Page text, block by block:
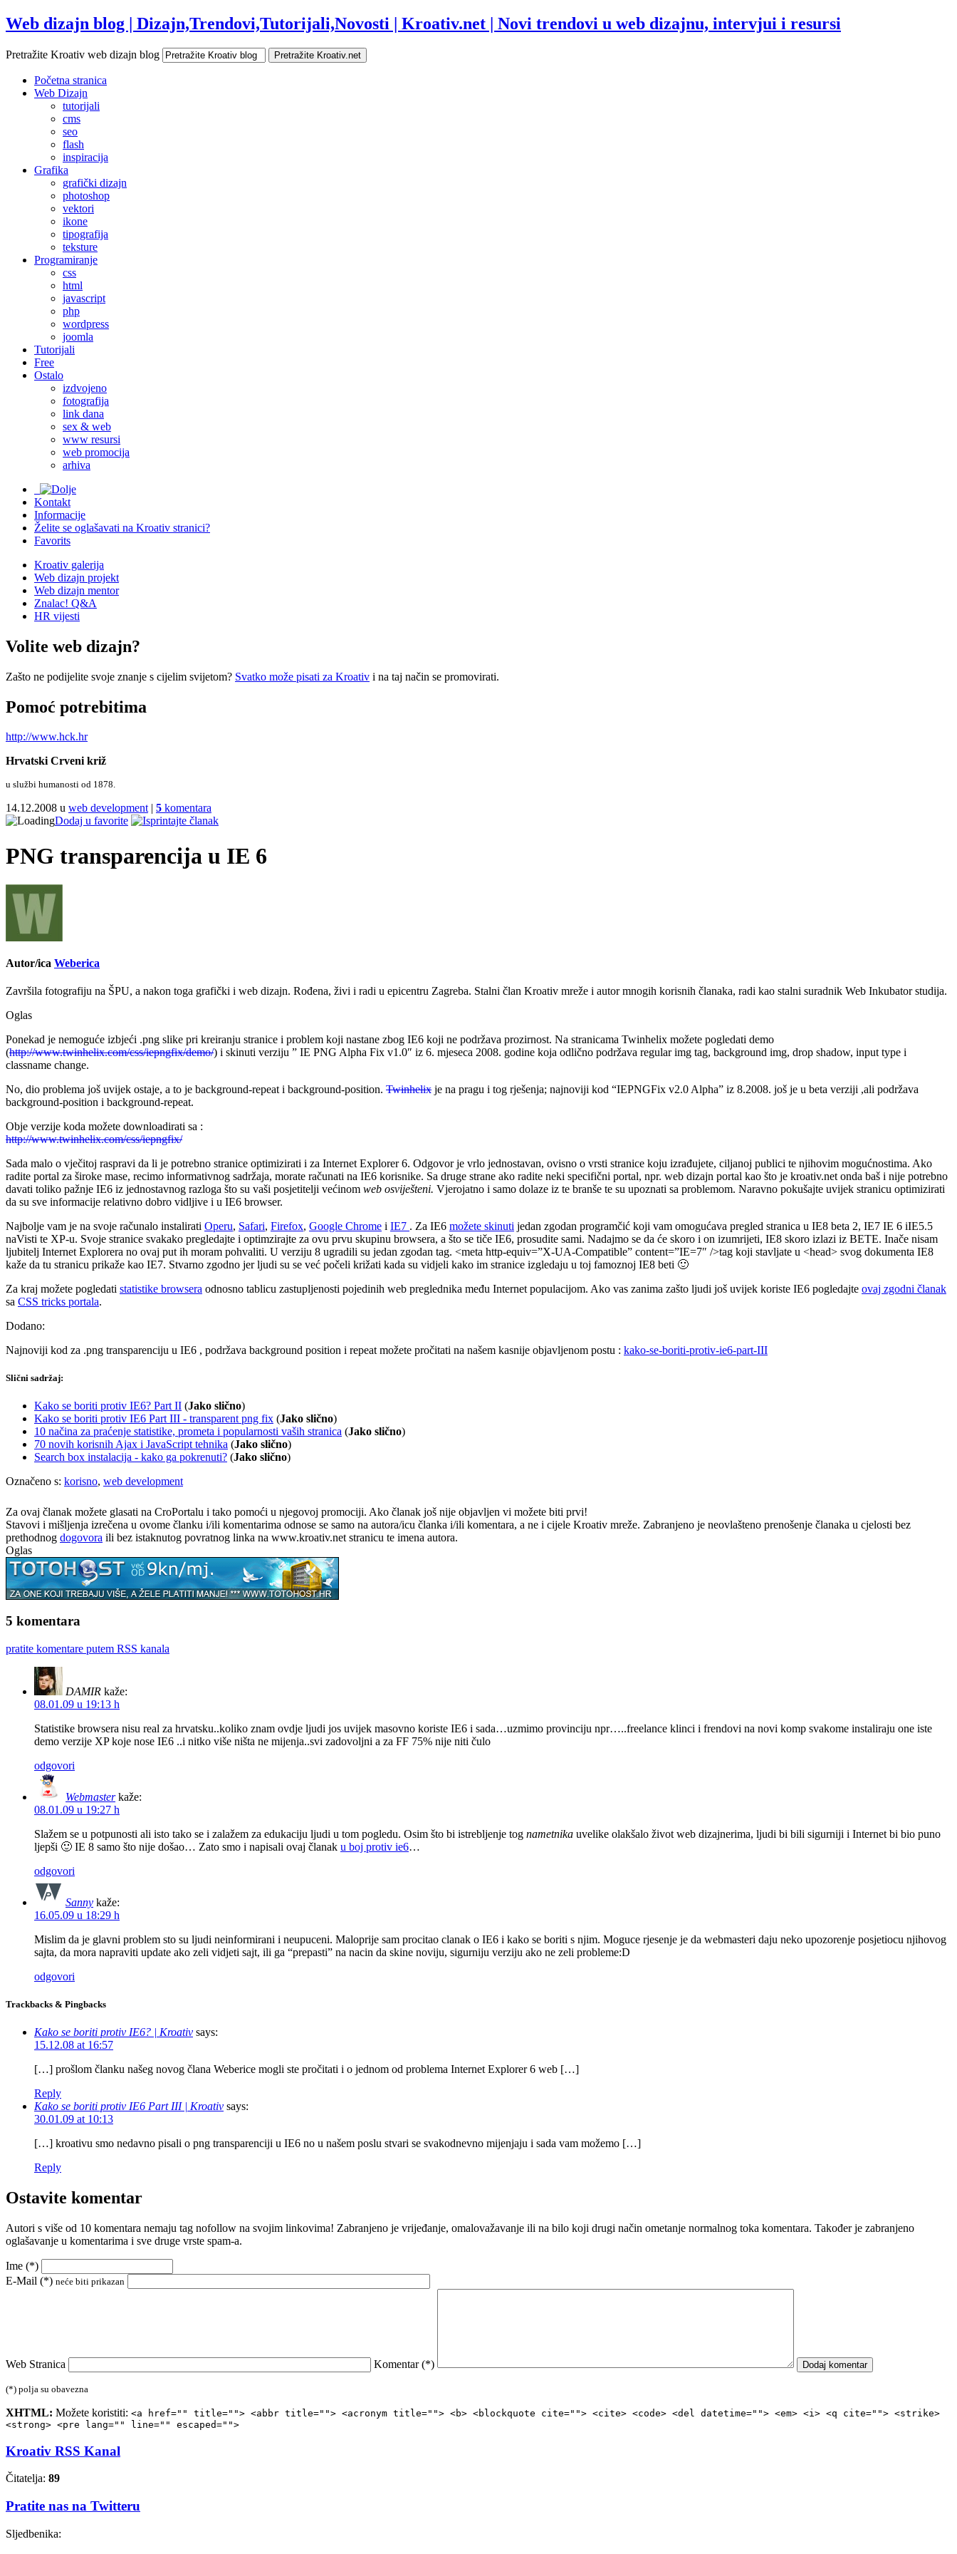
Web dizajn blog | Dizajn,Trendovi,Tutorijali,Novosti | Kroativ.net | Novi trendovi u web dizajnu, intervjui i resursi
Pretražite Kroativ web dizajn blog
Početna stranica
Web Dizajn
tutorijali
cms
seo
flash
inspiracija
Grafika
grafički dizajn
photoshop
vektori
ikone
tipografija
teksture
Programiranje
css
html
javascript
php
wordpress
joomla
Tutorijali
Free
Ostalo
izdvojeno
fotografija
link dana
sex & web
www resursi
web promocija
arhiva
Kontakt
Informacije
Želite se oglašavati na Kroativ stranici?
Favorits
Kroativ galerija
Web dizajn projekt
Web dizajn mentor
Znalac! Q&A
HR vijesti
Volite web dizajn?
Zašto ne podijelite svoje znanje s cijelim svijetom? Svatko može pisati za Kroativ i na taj način se promovirati.
Pomoć potrebitima
http://www.hck.hr
Hrvatski Crveni križ
u službi humanosti od 1878.
14.12.2008 u web development| 5 komentara
Dodaj u favorite
PNG transparencija u IE 6
Autor/ica Weberica
Završila fotografiju na ŠPU, a nakon toga grafički i web dizajn. Rođena, živi i radi u epicentru Zagreba. Stalni član Kroativ mreže i autor mnogih korisnih članaka, radi kao stalni suradnik Web Inkubator studija.
Oglas
Ponekad je nemoguće izbjeći .png slike pri kreiranju stranice i problem koji nastane zbog IE6 koji ne podržava prozirnost. Na stranicama Twinhelix možete pogledati demo
(http://www.twinhelix.com/css/iepngfix/demo/) i skinuti verziju ” IE PNG Alpha Fix v1.0″ iz 6. mjeseca 2008. godine koja odlično podržava regular img tag, background img, drop shadow, input type i
classname change.
No, dio problema još uvijek ostaje, a to je background-repeat i background-position. Twinhelix je na pragu i tog rješenja; najnoviji kod “IEPNGFix v2.0 Alpha” iz 8.2008. još je u beta verziji ,ali podržava
background-position i background-repeat.
Obje verzije koda možete downloadirati sa :
http://www.twinhelix.com/css/iepngfix/
Sada malo o vječitoj raspravi da li je potrebno stranice optimizirati i za Internet Explorer 6. Odgovor je vrlo jednostavan, ovisno o vrsti stranice koju izrađujete, ciljanoj publici te njihovim mogućnostima. Ako
radite portal za široke mase, recimo informativnog sadržaja, morate računati na IE6 korisnike. Sa druge strane ako radite neki specifični portal, npr. web dizajn portal kao što je kroativ.net onda baš i nije potrebno
davati toliko pažnje IE6 iz jednostavnog razloga što su vaši posjetitelji većinom web osviješteni. Vjerojatno i samo dolaze iz te branše te su upoznati sa problemom. Naravno pokušajte uvijek stranicu optimizirati
da su sve informacije relativno dobro vidljive i u IE6 browser.
Najbolje vam je na svoje računalo instalirati Operu, Safari, Firefox, Google Chrome i IE7 . Za IE6 možete skinuti jedan zgodan programčić koji vam omogućava pregled stranica u IE8 beta 2, IE7 IE 6 iIE5.5
naVisti te XP-u. Svoje stranice svakako pregledajte i optimzirajte za ovu prvu skupinu browsera, a što se tiče IE6, prosudite sami. Nadajmo se da će skoro i on izumrijeti, IE8 skoro izlazi iz BETE. Inače nisam
ljubitelj Internet Explorera no ovaj put ih moram pohvaliti. U verziju 8 ugradili su jedan zgodan tag. <meta http-equiv=”X-UA-Compatible” content=”IE=7″ />tag koji stavljate u <head> svog dokumenta IE8
kaže da tu stranicu prikaže kao IE7. Stvarno zgodno jer ljudi su se već počeli križati kada su vidjeli kako im stranice izgledaju u toj famoznoj IE8 beti 🙂
Za kraj možete pogledati statistike browsera odnosno tablicu zastupljenosti pojedinih web preglednika među Internet populacijom. Ako vas zanima zašto ljudi još uvijek koriste IE6 pogledajte ovaj zgodni članak
sa CSS tricks portala.
Dodano:
Najnoviji kod za .png transparenciju u IE6 , podržava background position i repeat možete pročitati na našem kasnije objavljenom postu : kako-se-boriti-protiv-ie6-part-III
Slični sadržaj:
Kako se boriti protiv IE6? Part II (Jako slično)
Kako se boriti protiv IE6 Part III - transparent png fix (Jako slično)
10 načina za praćenje statistike, prometa i popularnosti vaših stranica (Jako slično)
70 novih korisnih Ajax i JavaScript tehnika (Jako slično)
Search box instalacija - kako ga pokrenuti? (Jako slično)
Označeno s: korisno, web development
Za ovaj članak možete glasati na CroPortalu i tako pomoći u njegovoj promociji. Ako članak još nije objavljen vi možete biti prvi!
Stavovi i mišljenja izrečena u ovome članku i/ili komentarima odnose se samo na autora/icu članka i/ili komentara, a ne i cijele Kroativ mreže. Zabranjeno je neovlašteno prenošenje članaka u cjelosti bez
prethodnog dogovora ili bez istaknutog povratnog linka na www.kroativ.net stranicu te imena autora.
Oglas
5 komentara
pratite komentare putem RSS kanala
DAMIR kaže:
08.01.09 u 19:13 h
Statistike browsera nisu real za hrvatsku..koliko znam ovdje ljudi jos uvijek masovno koriste IE6 i sada…uzmimo provinciju npr…..freelance klinci i frendovi na novi komp svakome instaliraju one iste
demo verzije XP koje nose IE6 ..i nitko više ništa ne mijenja..svi zadovoljni a za FF 75% nije niti čulo
odgovori
Webmaster kaže:
08.01.09 u 19:27 h
Slažem se u potpunosti ali isto tako se i zalažem za edukaciju ljudi u tom pogledu. Osim što bi istrebljenje tog nametnika uvelike olakšalo život web dizajnerima, ljudi bi bili sigurniji i Internet bi bio puno
ljepši 🙂 IE 8 samo što nije došao… Zato smo i napisali ovaj članak u boj protiv ie6…
odgovori
Sanny kaže:
16.05.09 u 18:29 h
Mislim da je glavni problem sto su ljudi neinformirani i neupuceni. Maloprije sam procitao clanak o IE6 i kako se boriti s njim. Moguce rjesenje je da webmasteri daju neko upozorenje posjetiocu njihovog
sajta, da mora napraviti update ako zeli vidjeti sajt, ili ga “prepasti” na nacin da skine noviju, sigurniju verziju ako ne zeli probleme:D
odgovori
Trackbacks & Pingbacks
Kako se boriti protiv IE6? | Kroativ says:
15.12.08 at 16:57
[…] prošlom članku našeg novog člana Weberice mogli ste pročitati i o jednom od problema Internet Explorer 6 web […]
Reply
Kako se boriti protiv IE6 Part III | Kroativ says:
30.01.09 at 10:13
[…] kroativu smo nedavno pisali o png transparenciji u IE6 no u našem poslu stvari se svakodnevno mijenjaju i sada vam možemo […]
Reply
Ostavite komentar
Autori s više od 10 komentara nemaju tag nofollow na svojim linkovima! Zabranjeno je vrijeđanje, omalovažavanje ili na bilo koji drugi način ometanje normalnog toka komentara. Također je zabranjeno
oglašavanje u komentarima i sve druge vrste spam-a.
Ime (*)
E-Mail (*) neće biti prikazan
Web Stranica Komentar (*)
(*) polja su obavezna
XHTML: Možete koristiti: <a href="" title=""> <abbr title=""> <acronym title=""> <b> <blockquote cite=""> <cite> <code> <del datetime=""> <em> <i> <q cite=""> <strike>
<strong> <pre lang="" line="" escaped="">
Kroativ RSS Kanal
Čitatelja: 89
Pratite nas na Twitteru
Sljedbenika: